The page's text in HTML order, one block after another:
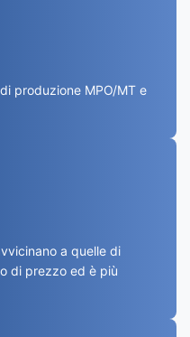
produzione MPO/MT e
a quelle di
di prezzo ed è più